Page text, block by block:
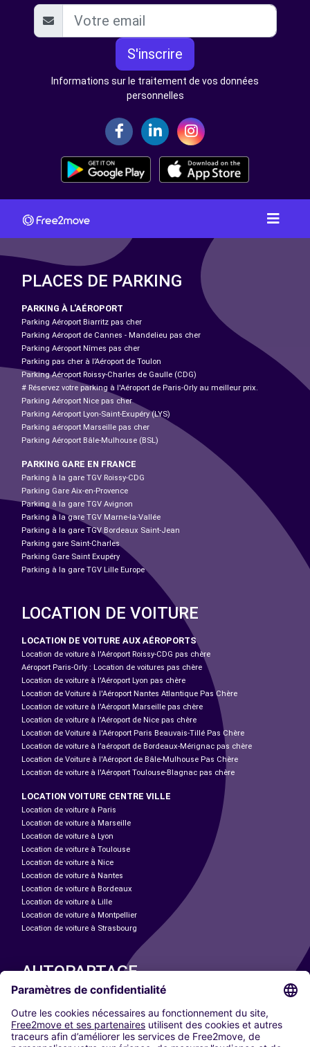
S'inscrire
Informations sur le traitement de vos données
personnelles
PLACES DE PARKING
PARKING À L'AÉROPORT
Parking Aéroport Biarritz pas cher
Parking Aéroport de Cannes - Mandelieu pas cher
Parking Aéroport Nîmes pas cher
Parking pas cher à l’Aéroport de Toulon
Parking Aéroport Roissy-Charles de Gaulle (CDG)
# Réservez votre parking à l'Aéroport de Paris-Orly au meilleur prix.
Parking Aéroport Nice pas cher
Parking Aéroport Lyon-Saint-Exupéry (LYS)
Parking aéroport Marseille pas cher
Parking Aéroport Bâle-Mulhouse (BSL)
PARKING GARE EN FRANCE
Parking à la gare TGV Roissy-CDG
Parking Gare Aix-en-Provence
Parking à la gare TGV Avignon
Parking à la gare TGV Marne-la-Vallée
Parking à la gare TGV Bordeaux Saint-Jean
Parking gare Saint-Charles
Parking Gare Saint Exupéry
Parking à la gare TGV Lille Europe
LOCATION DE VOITURE
LOCATION DE VOITURE AUX AÉROPORTS
Location de voiture à l'Aéroport Roissy-CDG pas chère
Aéroport Paris-Orly : Location de voitures pas chère
Location de voiture à l'Aéroport Lyon pas chère
Location de Voiture à l'Aéroport Nantes Atlantique Pas Chère
Location de voiture à l'Aéroport Marseille pas chère
Location de voiture à l'Aéroport de Nice pas chère
Location de Voiture à l'Aéroport Paris Beauvais-Tillé Pas Chère
Location de voiture à l’aéroport de Bordeaux-Mérignac pas chère
Location de Voiture à l'Aéroport de Bâle-Mulhouse Pas Chère
Location de voiture à l'Aéroport Toulouse-Blagnac pas chère
LOCATION VOITURE CENTRE VILLE
Location de voiture à Paris
Location de voiture à Marseille
Location de voiture à Lyon
Location de voiture à Toulouse
Location de voiture à Nice
Location de voiture à Nantes
Location de voiture à Bordeaux
Location de voiture à Lille
Location de voiture à Montpellier
Location de voiture à Strasbourg
AUTOPARTAGE
Paris
Madrid
Washington DC